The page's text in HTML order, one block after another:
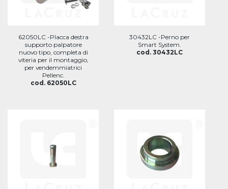
62050LC -Placca destra
supporto palpatore
nuovo tipo, completa di
viteria per il montaggio,
per vendemmiatrici
Pellenc.
cod. 62050LC
30432LC -Perno per
Smart System.
cod. 30432LC